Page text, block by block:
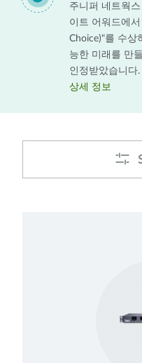
주니퍼 네트웍
이트 어워드에
Choice)"를 수상
능한 미래를 만
인정받았습니다.
상세 정보